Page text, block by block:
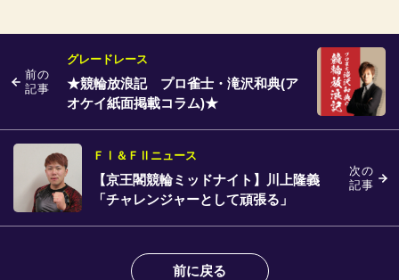
前の
記事
グレードレース
★競輪放浪記 プロ雀士・滝沢和典(ア
オケイ紙面掲載コラム)★
次の
記事
ＦⅠ＆ＦⅡニュース
【京王閣競輪ミッドナイト】川上隆義
「チャレンジャーとして頑張る」
前に戻る